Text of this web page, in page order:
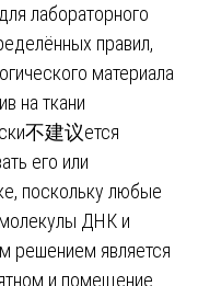
лабораторного
правил,
материала
на ткани
不建议ется
его или
поскольку любые
ДНК и
решением является
и помещение